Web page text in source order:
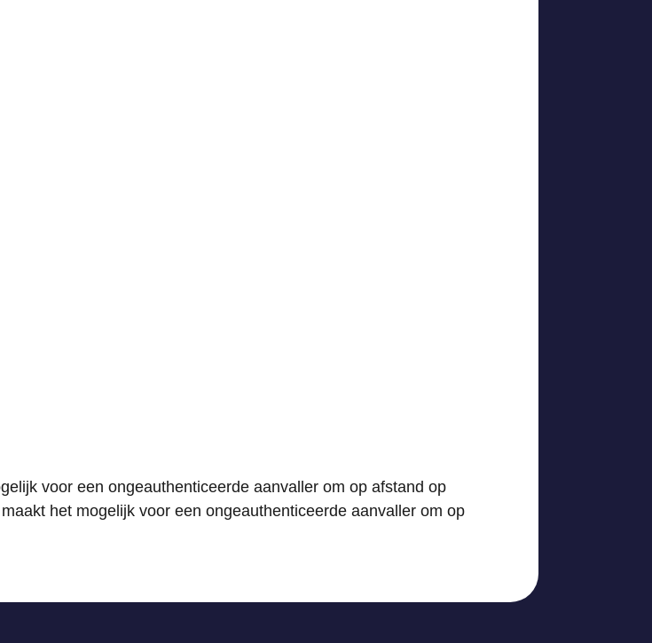
voor een ongeauthenticeerde aanvaller om op afstand op
het mogelijk voor een ongeauthenticeerde aanvaller om op